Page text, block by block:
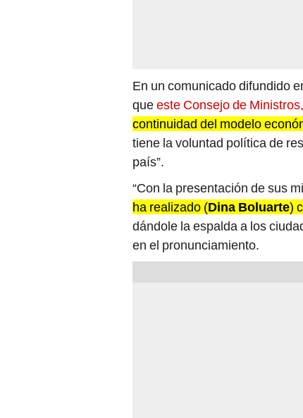
En un comunicado difundido
queeste Consejo de
continuidad del modelo
tiene la voluntad política de
país”.
“Con la presentación de sus
ha realizado (Dina Boluarte)
dándole la espalda a los
en el pronunciamiento.